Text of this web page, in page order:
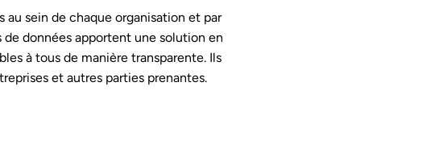
au sein de chaque organisation et par
de données apportent une solution en
à tous de manière transparente. Ils
et autres parties prenantes.